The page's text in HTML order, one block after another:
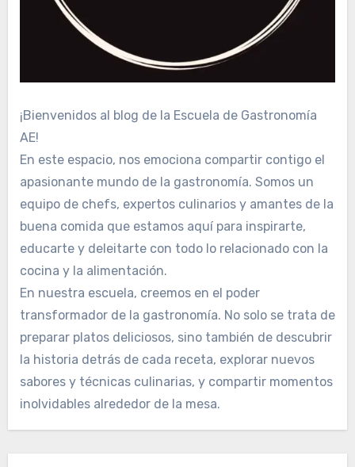
¡Bienvenidos al blog de la Escuela de Gastronomía
AE!
En este espacio, nos emociona compartir contigo el
apasionante mundo de la gastronomía. Somos un
equipo de chefs, expertos culinarios y amantes de la
buena comida que estamos aquí para inspirarte,
educarte y deleitarte con todo lo relacionado con la
cocina y la alimentación.
En nuestra escuela, creemos en el poder
transformador de la gastronomía. No solo se trata de
preparar platos deliciosos, sino también de descubrir
la historia detrás de cada receta, explorar nuevos
sabores y técnicas culinarias, y compartir momentos
inolvidables alrededor de la mesa.